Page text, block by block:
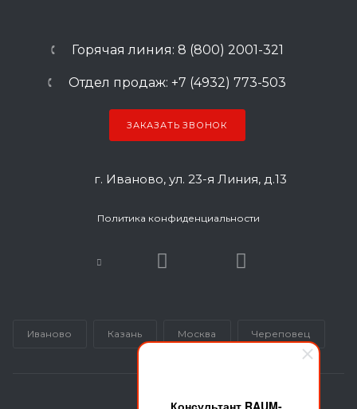
Консультант RAUM-
Горячая линия: 8 (800) 2001-321
Отдел продаж: +7 (4932) 773-503
ЗАКАЗАТЬ ЗВОНОК
г. Иваново, ул. 23-я Линия, д.13
Политика конфиденциальности
Иваново Казань Москва Череповец